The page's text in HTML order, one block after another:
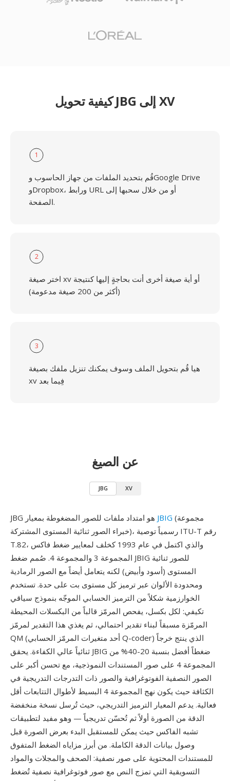
كيفية تحويل JBG إلى XV
1
قُم بتحديد الملفات من جهاز الحاسوب وGoogle Drive
وDropbox، ورابط URL أو من خلال سحبها إلى
الصفحة.
2
اختر صيغة xv أو أية صيغة أخرى أنت بحاجةٍ إليها كنتيجة
(أكثر من 200 صيغة مدعومة)
3
هيا قُم بتحويل الملف وسوف يمكنك تنزيل ملفك بصيغة
xv فِيما بعد
عن الصيغ
JBG XV
JBIG (مجموعة
خبراء الصور ثنائية المستوى المشتركة)، رسمياً توصية ITU-T رقم
T.82، والذي اكتمل في عام 1993 كخلف لمعايير ضغط فاكس
المجموعة 3 والمجموعة 4. صُمم ضغط JBIG للصور ثنائية
المستوى (أسود وأبيض) لكنه يتعامل أيضاً مع الصور الرمادية
ومحدودة الألوان عبر ترميز كل مستوى بت على حدة. تستخدم
الخوارزمية شكلاً من الترميز الحسابي الموجّه بنموذج سياقي
تكيفي: لكل بكسل، يفحص المرمّز قالباً من البكسلات المحيطة
المرمّزة مسبقاً لبناء تقدير احتمالي، ثم يغذي هذا التقدير لمرمّز
QM (أحد متغيرات المرمّز الحسابي Q-coder) الذي ينتج خرجاً
ثنائياً عالي الكفاءة. يحقق JBIG ضغطاً أفضل بنسبة 20-40% من
المجموعة 4 على صور المستندات النموذجية، مع تحسن أكبر على
الصور النصفية الفوتوغرافية والصور ذات التدرجات التدريجية في
الكثافة حيث يكون نهج المجموعة 4 البسيط لأطوال التتابعات أقل
فعالية. يدعم المعيار الترميز التدريجي، حيث تُرسل نسخة منخفضة
الدقة من الصورة أولاً ثم تُحسّن تدريجياً — وهو مفيد لتطبيقات
تشبه الفاكس حيث يمكن للمستقبل البدء بعرض الصورة قبل
وصول بيانات الدقة الكاملة. من أبرز مزاياه الضغط المتفوق
للمستندات المحتوية على صور نصفية: الصحف والمجلات والمواد
التسويقية التي تمزج النص مع صور فوتوغرافية نصفية تُضغط